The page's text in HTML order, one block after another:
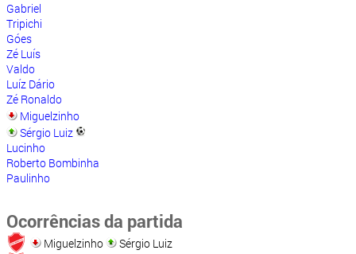
Gabriel
Tripichi
Góes
Zé Luís
Valdo
Luíz Dário
Zé Ronaldo
Miguelzinho
Sérgio Luiz
Lucinho
Roberto Bombinha
Paulinho
Ocorrências da partida
Miguelzinho Sérgio Luiz